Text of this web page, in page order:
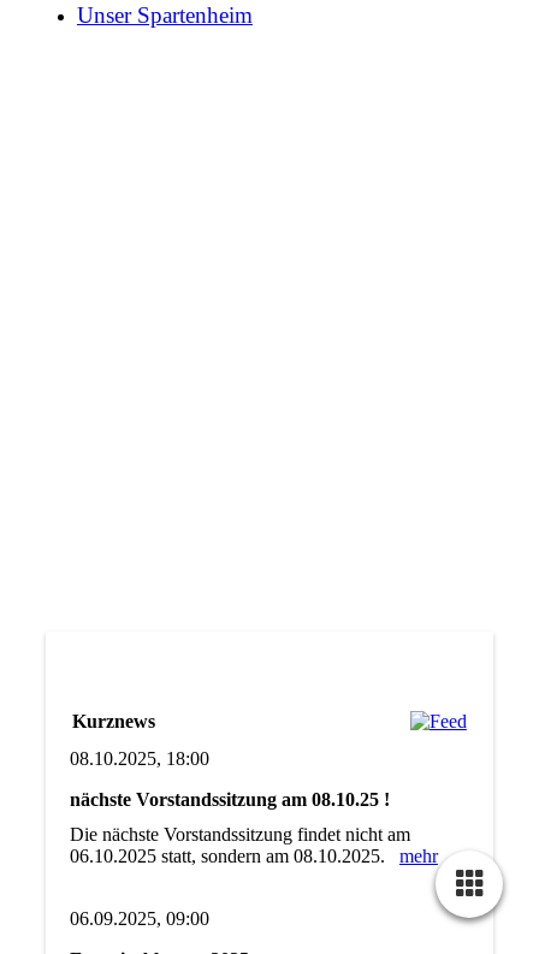
Unser Spartenheim
Kurznews
08.10.2025, 18:00
nächste Vorstandssitzung am 08.10.25 !
Die nächste Vorstandssitzung findet nicht am
06.10.2025 statt, sondern am 08.10.2025. mehr
06.09.2025, 09:00